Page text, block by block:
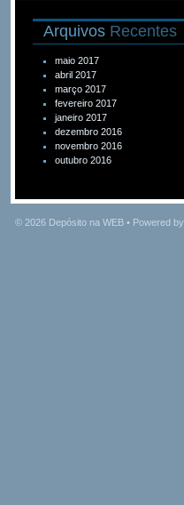
Arquivos Recentes
maio 2017
abril 2017
março 2017
fevereiro 2017
janeiro 2017
dezembro 2016
novembro 2016
outubro 2016
© 2026 Depósito na WEB • Powered by